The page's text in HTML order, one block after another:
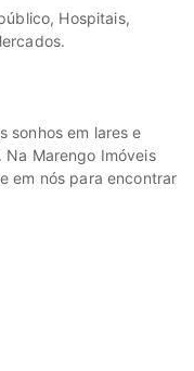
Hospitais,
sonhos em lares e
Na Marengo Imóveis
em nós para encontrar